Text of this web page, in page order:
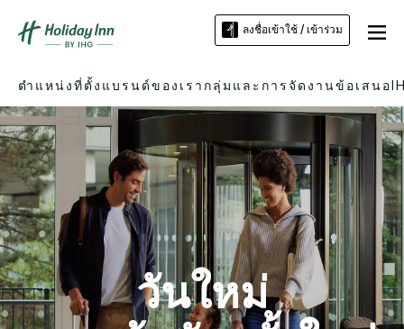
ลงชื่อเข้าใช้ / เข้าร่วม
ตำแหน่งที่ตั้ง แบรนด์ของเรา กลุ่มและการจัดงานข้อเสนอ
วันใหม่